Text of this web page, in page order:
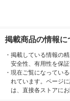
掲載商品の情報に
・ 掲載している情報の
安全性、有用性を保
・ 現在ご覧になってい
れています。ページ
は、直接各ストアに